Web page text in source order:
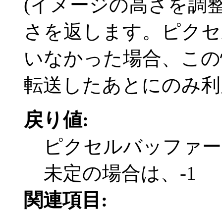
(イメージの高さを調
さを返します。ピク
いなかった場合、こ
転送したあとにのみ
戻り値:
ピクセルバッファ
未定の場合は、-1
関連項目: